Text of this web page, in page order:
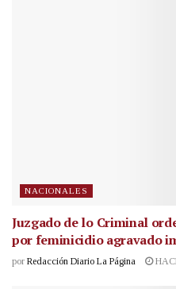
NACIONALES
Juzgado de lo Criminal
por feminicidio agravado
por Redacción Diario La Página